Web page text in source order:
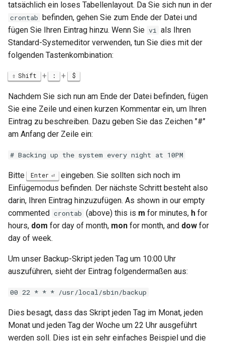
tatsächlich ein loses Tabellenlayout. Da Sie sich nun in der
crontab befinden, gehen Sie zum Ende der Datei und
fügen Sie Ihren Eintrag hinzu. Wenn Sie vi als Ihren
Standard-Systemeditor verwenden, tun Sie dies mit der
folgenden Tastenkombination:
Shift + : + $
Nachdem Sie sich nun am Ende der Datei befinden, fügen
Sie eine Zeile und einen kurzen Kommentar ein, um Ihren
Eintrag zu beschreiben. Dazu geben Sie das Zeichen "#"
am Anfang der Zeile ein:
# Backing up the system every night at 10PM
Bitte Enter
eingeben. Sie sollten sich noch im
Einfügemodus befinden. Der nächste Schritt besteht also
darin, Ihren Eintrag hinzuzufügen. As shown in our empty
commented crontab (above) this is m for minutes, h for
hours, dom for day of month, mon for month, and dow for
day of week.
Um unser Backup-Skript jeden Tag um 10:00 Uhr
auszuführen, sieht der Eintrag folgendermaßen aus:
00 22 * * * /usr/local/sbin/backup
Dies besagt, dass das Skript jeden Tag im Monat, jeden
Monat und jeden Tag der Woche um 22 Uhr ausgeführt
werden soll. Dies ist ein sehr einfaches Beispiel und die